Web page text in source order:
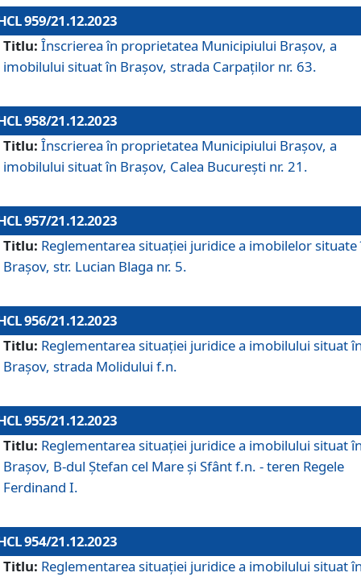
959/21.12.2023
Titlu: Înscrierea în proprietatea Municipiului Brașov, a
imobilului situat în Brașov, strada Carpaților nr. 63.
958/21.12.2023
Titlu: Înscrierea în proprietatea Municipiului Brașov, a
imobilului situat în Brașov, Calea București nr. 21.
957/21.12.2023
Titlu: Reglementarea situației juridice a imobilelor situate
Brașov, str. Lucian Blaga nr. 5.
956/21.12.2023
Titlu: Reglementarea situației juridice a imobilului situat
Brașov, strada Molidului f.n.
955/21.12.2023
Titlu: Reglementarea situației juridice a imobilului situat
Brașov, B-dul Ștefan cel Mare și Sfânt f.n. - teren Regele
Ferdinand I.
954/21.12.2023
Titlu: Reglementarea situației juridice a imobilului situat